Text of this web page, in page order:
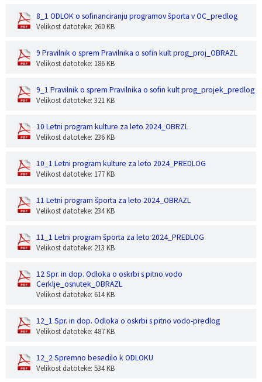
8_1 ODLOK o sofinanciranju programov športa v OC_predlog
Velikost datoteke: 260 KB
9 Pravilnik o sprem Pravilnika o sofin kult prog_proj_OBRAZL
Velikost datoteke: 186 KB
9_1 Pravilnik o sprem Pravilnika o sofin kult prog_projek_predlog
Velikost datoteke: 321 KB
10 Letni program kulture za leto 2024_OBRZL
Velikost datoteke: 236 KB
10_1 Letni program kulture za leto 2024_PREDLOG
Velikost datoteke: 177 KB
11 Letni program športa za leto 2024_OBRAZL
Velikost datoteke: 234 KB
11_1 Letni program športa za leto 2024_PREDLOG
Velikost datoteke: 213 KB
12 Spr. in dop. Odloka o oskrbi s pitno vodo
Cerklje_osnutek_OBRAZL
Velikost datoteke: 614 KB
12_1 Spr. in dop. Odloka o oskrbi s pitno vodo-predlog
Velikost datoteke: 487 KB
12_2 Spremno besedilo k ODLOKU
Velikost datoteke: 534 KB